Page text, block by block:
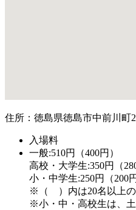
住所：徳島県徳島市中前川町2
入場料
一般:510円（400円）
高校・大学生:350円（
小・中学生:250円（200円
※（ ）内は20名以上の
※小・中・高校生は、